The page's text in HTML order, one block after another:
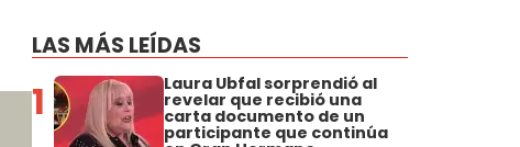
LAS MÁS LEÍDAS
1 Laura Ubfal sorprendió al
revelar que recibió una
carta documento de un
participante que continúa